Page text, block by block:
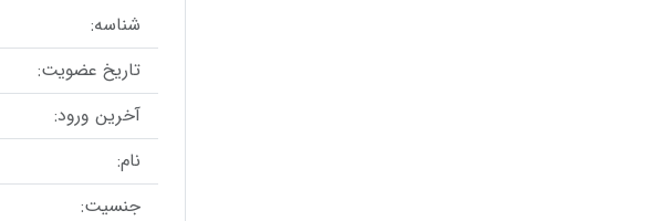
شناسه:
تاریخ عضویت:
آخرین ورود:
نام:
جنسیت: